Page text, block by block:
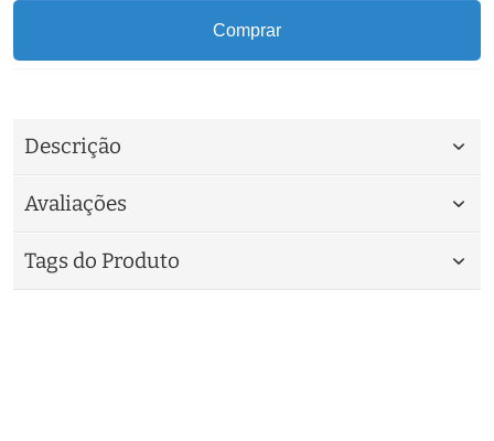
Comprar
Descrição
Avaliações
Tags do Produto